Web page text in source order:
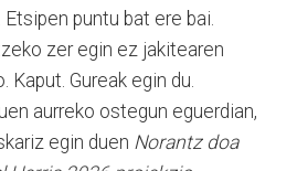
puntu bat ere bai.
zer egin ez jakitearen
Kaput. Gureak egin du.
aurreko ostegun eguerdian,
egin duen Norantz doa